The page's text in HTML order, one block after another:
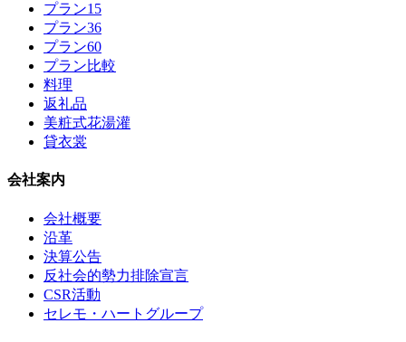
プラン15
プラン36
プラン60
プラン比較
料理
返礼品
美粧式花湯灌
貸衣裳
会社案内
会社概要
沿革
決算公告
反社会的勢力排除宣言
CSR活動
セレモ・ハートグループ